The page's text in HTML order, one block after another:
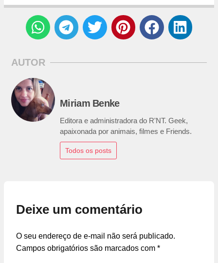
AUTOR
Miriam Benke
Editora e administradora do R'NT. Geek,
apaixonada por animais, filmes e Friends.
Todos os posts
Deixe um comentário
O seu endereço de e-mail não será publicado.
Campos obrigatórios são marcados com *